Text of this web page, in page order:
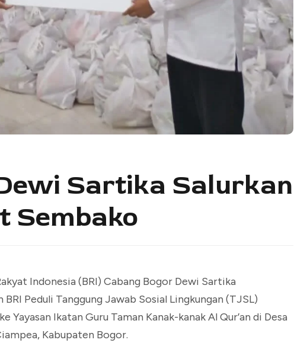
Sartika Salurkan
Sembako
Indonesia (BRI) Cabang Bogor Dewi Sartika
Peduli Tanggung Jawab Sosial Lingkungan (TJSL)
Yayasan Ikatan Guru Taman Kanak-kanak Al Qur’an di Desa
Kabupaten Bogor.